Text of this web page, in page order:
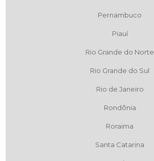
Pernambuco
Piauí
Rio Grande do Norte
Rio Grande do Sul
Rio de Janeiro
Rondônia
Roraima
Santa Catarina